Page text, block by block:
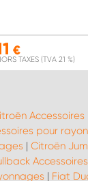
€
TAXES (TVA 21 %)
pour
| Citroën
| Fiat